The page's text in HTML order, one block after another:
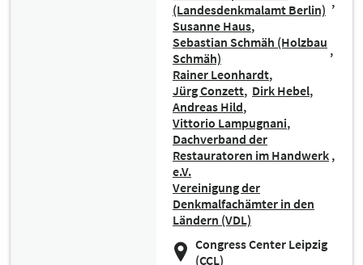
(Landesdenkmalamt Berlin)
Susanne Haus
Sebastian Schmäh (Holzbau
Schmäh)
Rainer Leonhardt
Jürg Conzett Dirk Hebel
Andreas Hild
Vittorio Lampugnani
Dachverband der
Restauratoren im Handwerk
e.V.
Vereinigung der
Denkmalfachämter in den
Ländern (VDL)
Congress Center Leipzig
(CCL)